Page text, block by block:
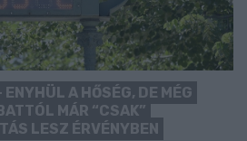
A HŐSÉG, DE MÉG
MÁR “CSAK”
LESZ ÉRVÉNYBEN